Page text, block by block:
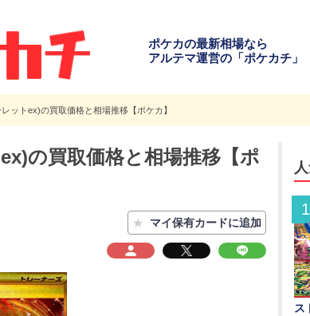
ポケカの最新相場なら
アルテマ運営の「ポケカチ」
ットex)の買取価格と相場推移【ポケカ】
の買取価格と相場推移【ポ
★ マイ保有カードに追加
ス